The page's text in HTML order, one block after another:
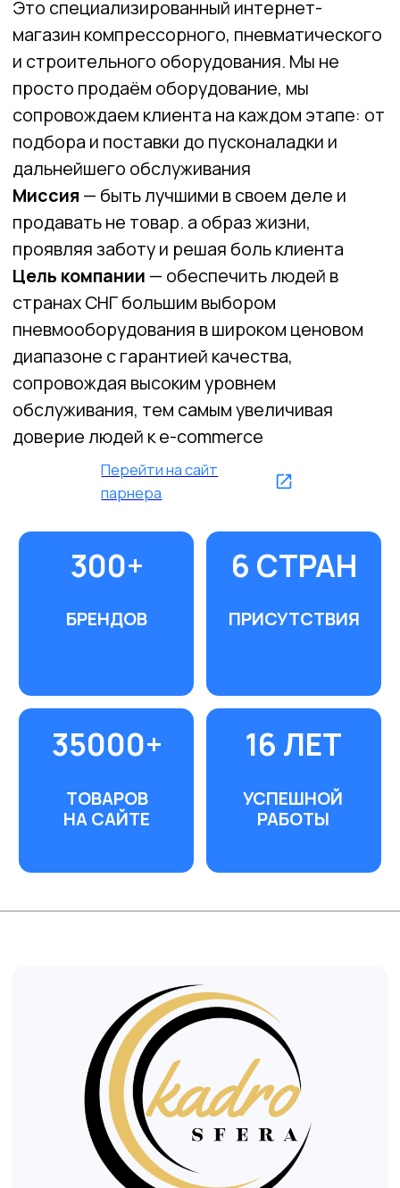
КАДРОВОЕ АГЕНТСТВО
«KADROSFERA»
Ваш надежныйHR-партнерпо подбору и
Агентство отличается уникальным
сопровождением кандидата не просто до
выхода на работу, а до успешного
завершения испытательного срока,
обеспечивая максимальную приживаемость
кадров благодаря искренней
вовлеченности команды.
Компания предлагаетне просто поиск
резюме, а комплексное решение: глубокий
анализ потребностей, поиск по
рынку", проверку компетенций, организацию
собеседований, помощь в оформлении и,
самое главное, активную поддержку
испытательного срока. Дополнительно
успехе клиента, глубокое понимание рынка
труда, оперативность и прозрачность
условий. Это не просто агентство, а
партнер, который разделяет
ПРОЗРАЧНЫЕ
СКРЫТЫХ
ПЛАТЕЖЕЙ
ПРИЖИВАЕМОСТИ
99 %
ДО КОНЦА ИС С
СОПРОВОЖДЕНИЕ
Перейти на сайт
парнера